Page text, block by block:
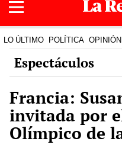
LO ÚLTIMO POLÍTICA OPINIÓN
Espectáculos
Francia:
invitada por
Olímpico de